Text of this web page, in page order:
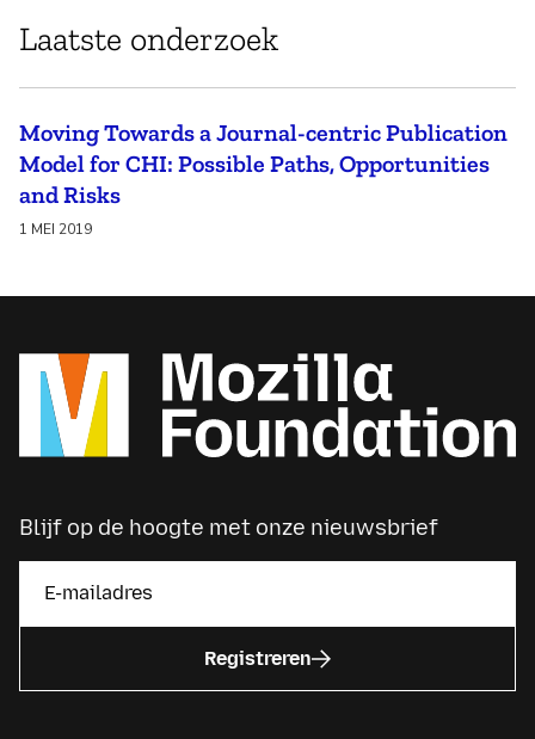
Laatste onderzoek
Moving Towards a Journal-centric Publication
Model for CHI: Possible Paths, Opportunities
and Risks
1 MEI 2019
Blijf op de hoogte met onze nieuwsbrief
Registreren